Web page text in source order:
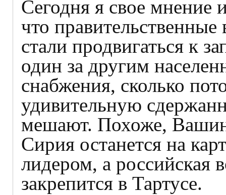
Сегодня я свое мнение
что
стали продвигаться к
один за другим
снабжения, сколько
удивительную
мешают. Похоже,
Сирия останется на
лидером, а российская
закрепится в Тартусе.